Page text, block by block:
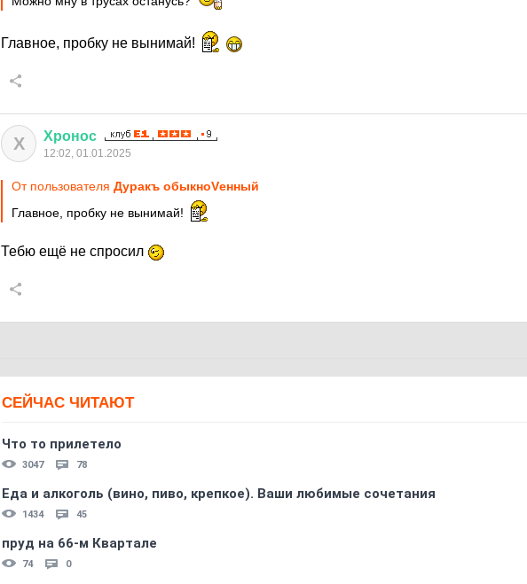
Главное, пробку не вынимай!
Х Хронос
12:02, 01.01.2025
От пользователя Дуракъ обыкноVенный
Главное, пробку не вынимай!
Тебю ещё не спросил
СЕЙЧАС ЧИТАЮТ
Что то прилетело
3047 78
Еда и алкоголь (вино, пиво, крепкое). Ваши любимые сочетания
1434 45
пруд на 66-м Квартале
74 0